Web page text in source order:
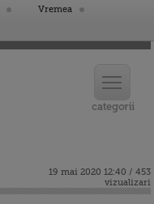
Vremea
19 mai 2020 12:40 / 453
vizualizari